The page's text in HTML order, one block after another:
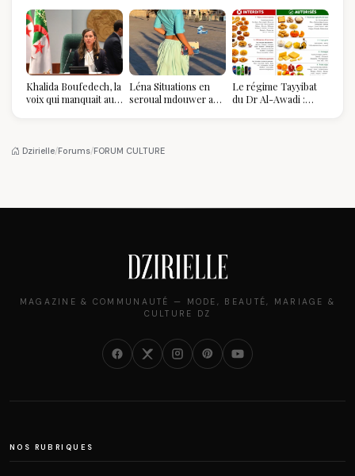
Khalida Boufedech, la
voix qui manquait au
Léna Situations en
seroual mdouwer au
pièce mode de l'été
Le régime Tayyibat
du Dr Al-Awadi :
Dzirielle/Forums/FORUM CULTURE
MAGAZINE & COMMUNAUTÉ — MODE, BEAUTÉ, MARIAGE &
CULTURE DZ
NOS RUBRIQUES